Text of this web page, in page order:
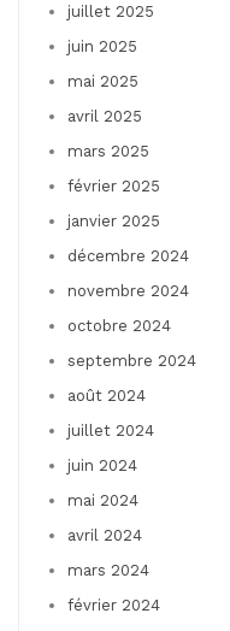
juillet 2025
juin 2025
mai 2025
avril 2025
mars 2025
février 2025
janvier 2025
décembre 2024
novembre 2024
octobre 2024
septembre 2024
août 2024
juillet 2024
juin 2024
mai 2024
avril 2024
mars 2024
février 2024